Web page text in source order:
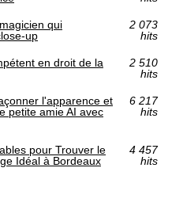
qui
up
2 073
hits
en droit de la
2 510
hits
l'apparence et
petite amie AI avec
6 217
hits
pour Trouver le
Idéal à Bordeaux
4 457
hits